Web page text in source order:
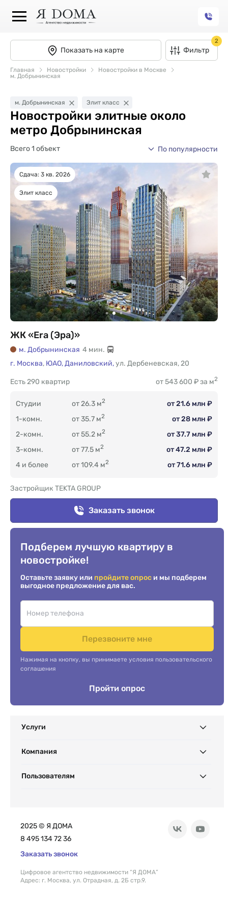
Показать на карте Фильтр
2
Главная Новостройки
Новостройки в Москве
м. Добрынинская
м. Добрынинская Элит класс
Новостройки элитные около
метро Добрынинская
Всего 1 объект По популярности
ЖК «Era (Эра)»
м. Добрынинская 4 мин.
г. Москва, ЮАО,Даниловский,ул. Дербеневская,20
290 квартир
Есть от 543 600 ₽ за м2
Студии от 26.3 м2
от 21.6 млн ₽
1-комн.
от 35.7 м2
от 28 млн ₽
2-комн.
от 55.2 м2
от 37.7 млн ₽
3-комн.
от 77.5 м2
от 47.2 млн ₽
4 и более
от 109.4 м2 от 71.6 млн ₽
Застройщик TEKTA GROUP
Заказать звонок
Сдача: 3 кв. 2026
Элит класс
Подберем лучшую квартиру в
новостройке!
Оставьте заявку или пройдите опрос и мы подберем
выгодное предложение для вас.
Перезвоните мне
Нажимая на кнопку, вы принимаете условия пользовательского
соглашения
Пройти опрос
Услуги
Компания
Пользователям
2025 © Я ДОМА
8 495 134 72 36
Заказать звонок
Цифровое агентство недвижимости “Я ДОМА”
Адрес: г. Москва, ул. Отрадная, д. 2Б стр.9.